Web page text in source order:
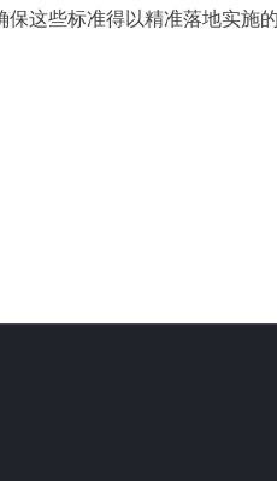
这些标准得以精准落地实施的